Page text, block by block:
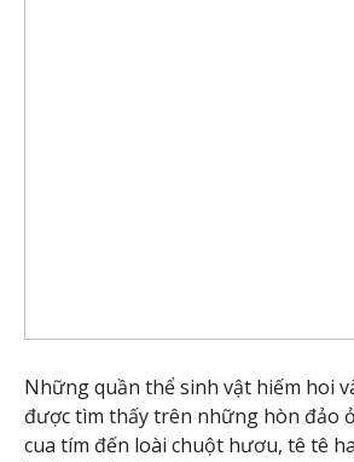
Những quần thể sinh vật hiếm hoi
được tìm thấy trên những hòn đảo
cua tím đến loài chuột hươu, tê tê